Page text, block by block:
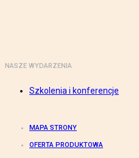
NASZE WYDARZENIA
Szkolenia i konferencje
MAPA STRONY
OFERTA PRODUKTOWA